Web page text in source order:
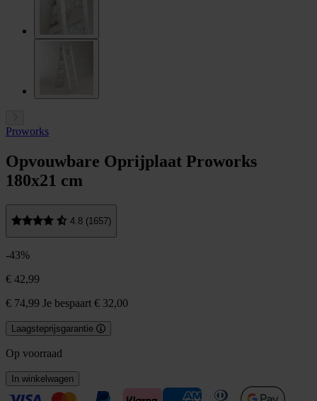
Proworks
Opvouwbare Oprijplaat Proworks
180x21 cm
4.8 (1657)
-43%
€ 42,99
€ 74,99 Je bespaart € 32,00
Laagsteprijsgarantie
Op voorraad
In winkelwagen